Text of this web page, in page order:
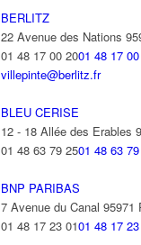
BERLITZ
22 Avenue des Nations
01 48 17 00 2001 48 17
villepinte@berlitz.fr
BLEU CERISE
12 - 18 Allée des Erables
01 48 63 79 2501 48 63
BNP PARIBAS
7 Avenue du Canal 95971
01 48 17 23 0101 48 17 23